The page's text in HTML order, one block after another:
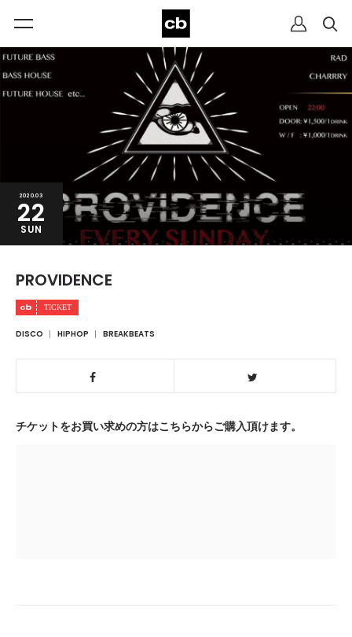
2020.03
22
SUN
PROVIDENCE
DISCO HIPHOP BREAKBEATS
チケットをお買い求めの方はこちらからご購入頂けます。